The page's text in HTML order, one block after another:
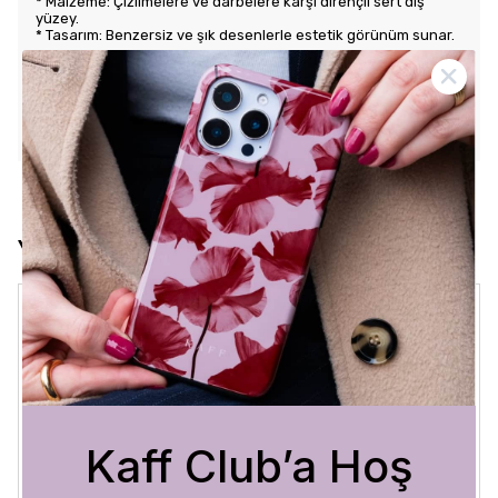
yüzey.
* Tasarım: Benzersiz ve şık desenlerle estetik görünüm sunar.
Kullanım Kolaylığı
* Tuş Erişimi: Tuşlara kolay erişim sağlayarak kullanım rahatlığı
sunar.
* Uyum: Telefonunuza tam oturarak gevşek durmaz ve kaliteli
bir his verir.
Yorumlar
Crystal Sage
3 Ağustos 2026
Bükra A.
Kaff Club’a Hoş